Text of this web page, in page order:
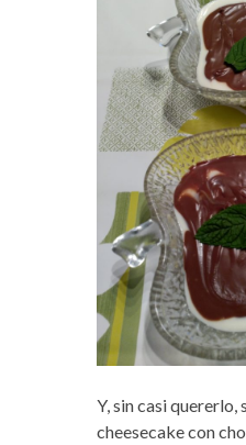
Y, sin casi quererlo,
cheesecake con